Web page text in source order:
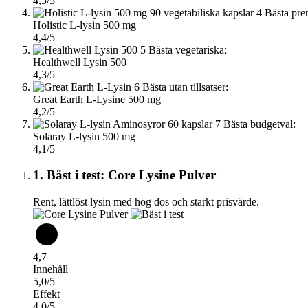
4 Bästa
Holistic L-lysin 500 mg
4,4/5
5 Bästa vegetariska:
Healthwell Lysin 500
4,3/5
6 Bästa utan tillsatser:
Great Earth L-Lysine 500 mg
4,2/5
7 Bästa budgetval:
Solaray L-lysin 500 mg
4,1/5
1. Bäst i test: Core Lysine Pulver
Rent, lättlöst lysin med hög dos och starkt prisvärde.
4,7
Innehåll
5,0/5
Effekt